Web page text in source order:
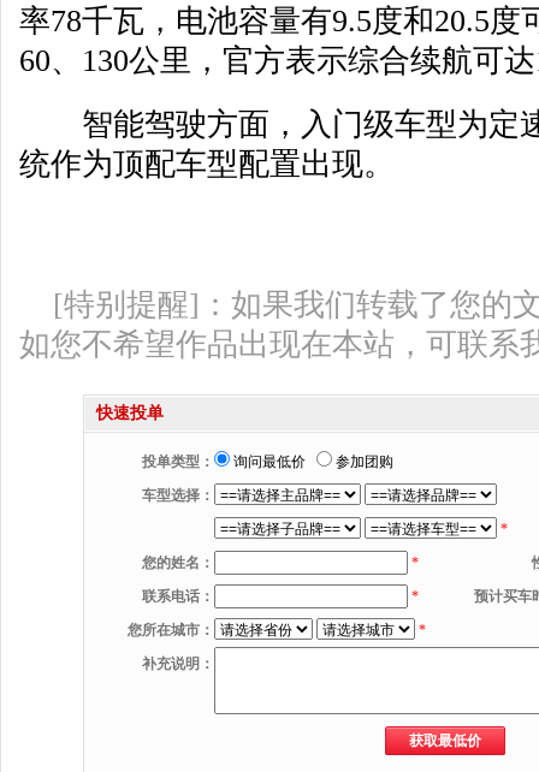
率78千瓦，电池容量有9.5度和20.5
60、130公里，官方表示综合续航可
智能驾驶方面，入门级车型为定
统作为顶配车型配置出现。
[特别提醒]：如果我们转载了您的
如您不希望作品出现在本站，可联系
快速投单
投单类型： 询问最低价
参加团购
车型选择：
*
您的姓名：
*
联系电话：
*
预计买车
您所在城市：
*
补充说明：